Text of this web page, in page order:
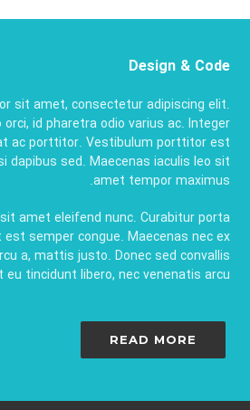
Design & Code
sit amet, consectetur adipiscing elit.
orci, id pharetra odio varius ac. Integer
ac porttitor. Vestibulum porttitor est
dapibus sed. Maecenas iaculis leo sit
amet tempor maximus.
amet eleifend nunc. Curabitur porta
semper congue. Maecenas nec ex
a, mattis justo. Donec sed convallis
tincidunt libero, nec venenatis arcu.
READ MORE